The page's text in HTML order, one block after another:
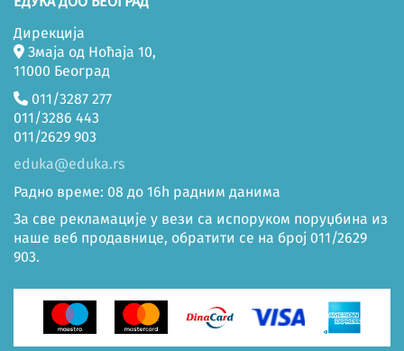
Дирекција
Змаја од Ноћаја 10,
11000 Београд
011/3287 277
011/3286 443
011/2629 903
eduka@eduka.rs
Радно време: 08 до 16h радним данима
За све рекламације у вези са испоруком поруџбина из
наше веб продавнице, обратити се на број 011/2629
903.